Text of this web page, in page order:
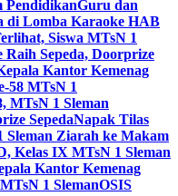
PendidikanGuru dan
di Lomba Karaoke HAB
Siswa MTsN 1
Raih Sepeda, Doorprize
Kantor Kemenag
58 MTsN 1
MTsN 1 Sleman
SepedaNapak Tilas
Sleman Ziarah ke Makam
Kelas IX MTsN 1 Sleman
Kantor Kemenag
1 SlemanOSIS